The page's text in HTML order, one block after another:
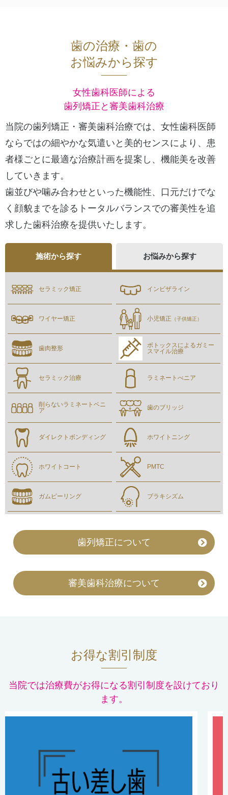
歯の治療・歯の
お悩みから探す
女性歯科医師による
歯列矯正と審美歯科治療
当院の歯列矯正・審美歯科治療では、女性歯科医師
ならではの細やかな気遣いと美的センスにより、 患
者様ごとに最適な治療計画を提案し、機能美を改善
していきます。
歯並びや噛み合わせといった機能性、口元だけでな
く顔貌までを診るトータルバランスでの審美性を追
求した歯科治療を提供いたします。
施術から探す お悩みから探す
セラミック矯正 インビザライン
ワイヤー矯正 小児矯正 （子供矯正）
歯肉整形
ボトックスによるガミー
スマイル治療
セラミック治療 ラミネートべニア
削らないラミネートベニ
ア
歯のブリッジ
ダイレクトボンディング ホワイトニング
ホワイトコート PMTC
ガムピーリング ブラキシズム
歯列矯正について
審美歯科治療について
お得な割引制度
当院では治療費がお得になる割引制度を設けており
ます。